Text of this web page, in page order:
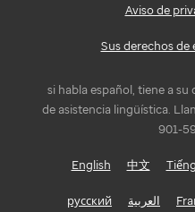
Aviso de
Sus derechos
si habla español, tiene a
de asistencia lingüística.
901-
English 中文
русский العربية